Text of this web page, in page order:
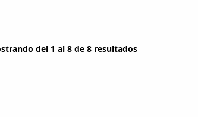
del 1 al 8 de 8 resultados